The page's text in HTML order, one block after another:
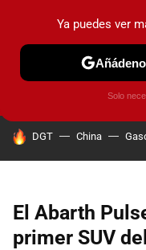
PRUEBAS COCHES
HOY SE HABLA DE
DGT China
El Abarth
primer SUV
Ya puedes ver
Solo